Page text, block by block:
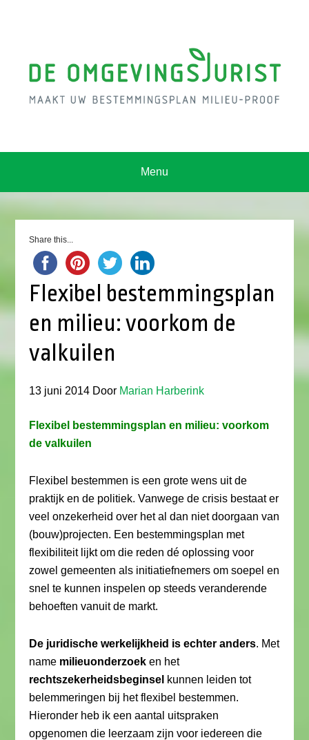
Menu
Share this...
Flexibel bestemmingsplan
en milieu: voorkom de
valkuilen
13 juni 2014 Door Marian Harberink
Flexibel bestemmingsplan en milieu: voorkom
de valkuilen
Flexibel bestemmen is een grote wens uit de
praktijk en de politiek. Vanwege de crisis bestaat er
veel onzekerheid over het al dan niet doorgaan van
(bouw)projecten. Een bestemmingsplan met
flexibiliteit lijkt om die reden dé oplossing voor
zowel gemeenten als initiatiefnemers om soepel en
snel te kunnen inspelen op steeds veranderende
behoeften vanuit de markt.
De juridische werkelijkheid is echter anders. Met
name milieuonderzoek en het
rechtszekerheidsbeginsel kunnen leiden tot
belemmeringen bij het flexibel bestemmen.
Hieronder heb ik een aantal uitspraken
opgenomen die leerzaam zijn voor iedereen die